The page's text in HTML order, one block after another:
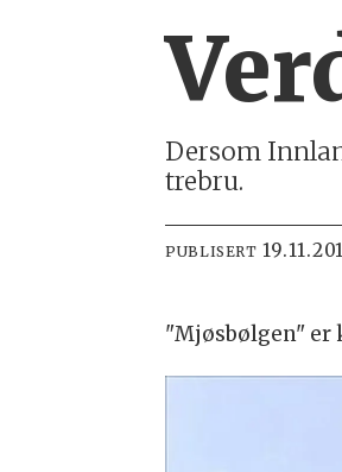
Dersom
trebru.
PUBLISERT
"Mjøsbølgen" er